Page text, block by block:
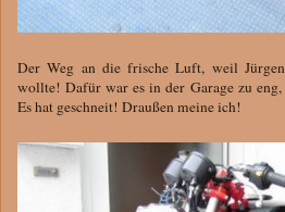
Der Weg an die frische Luft, weil
wollte! Dafür war es in der Garage zu
Es hat geschneit! Draußen meine ich!